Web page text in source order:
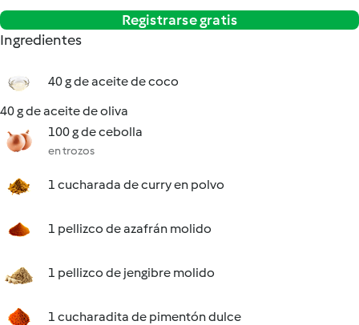
Registrarse gratis
Ingredientes
40 g de aceite de coco
40 g de aceite de oliva
100 g de cebolla
en trozos
1 cucharada de curry en polvo
1 pellizco de azafrán molido
1 pellizco de jengibre molido
1 cucharadita de pimentón dulce